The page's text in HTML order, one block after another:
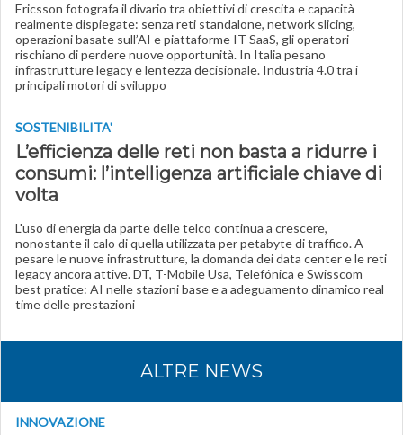
Ericsson fotografa il divario tra obiettivi di crescita e capacità
realmente dispiegate: senza reti standalone, network slicing,
operazioni basate sull’AI e piattaforme IT SaaS, gli operatori
rischiano di perdere nuove opportunità. In Italia pesano
infrastrutture legacy e lentezza decisionale. Industria 4.0 tra i
principali motori di sviluppo
SOSTENIBILITA'
L’efficienza delle reti non basta a ridurre i
consumi: l’intelligenza artificiale chiave di
volta
L'uso di energia da parte delle telco continua a crescere,
nonostante il calo di quella utilizzata per petabyte di traffico. A
pesare le nuove infrastrutture, la domanda dei data center e le reti
legacy ancora attive. DT, T-Mobile Usa, Telefónica e Swisscom
best pratice: AI nelle stazioni base e a adeguamento dinamico real
time delle prestazioni
ALTRE NEWS
INNOVAZIONE